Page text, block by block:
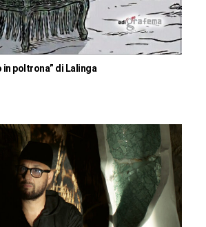
in poltrona” di Lalinga